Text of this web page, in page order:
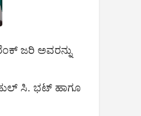
ಜರಿ ಅವರನ್ನು
ಸಿ. ಭಟ್ ಹಾಗೂ